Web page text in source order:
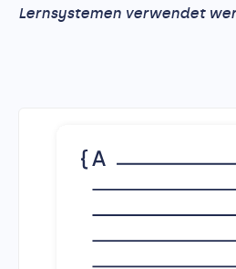
Lernsystemen verwendet